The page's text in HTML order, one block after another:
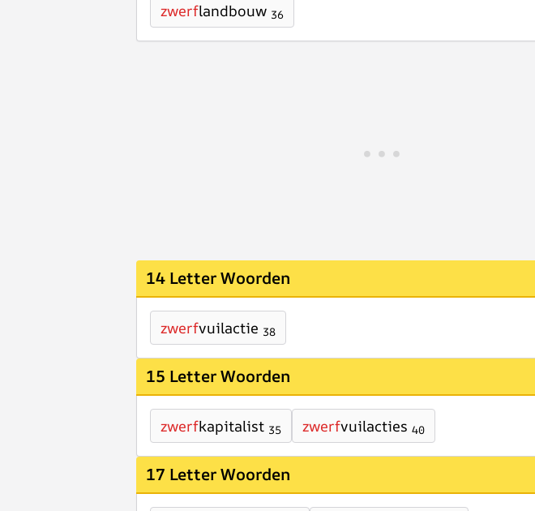
zwerflandbouw 36
14 Letter Woorden
zwerfvuilactie 38
15 Letter Woorden
zwerfkapitalist 35 zwerfvuilacties 40
17 Letter Woorden